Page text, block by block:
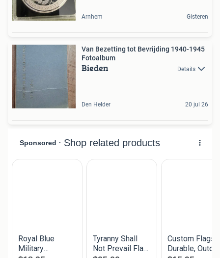
Arnhem Gisteren
Van Bezetting tot Bevrijding 1940-1945
Fotoalbum
Bieden Details
Den Helder 20 jul 26